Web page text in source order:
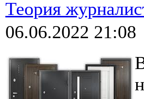
Теория
06.06.2022 21:08